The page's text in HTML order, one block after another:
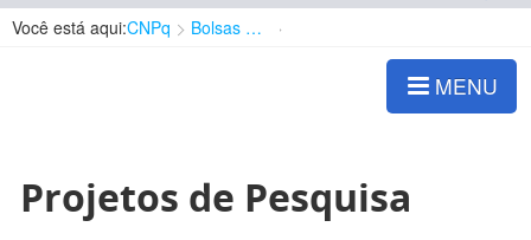
Você está aqui:CNPq Bolsas e Auxílios Vigentes
MENU
Projetos de Pesquisa